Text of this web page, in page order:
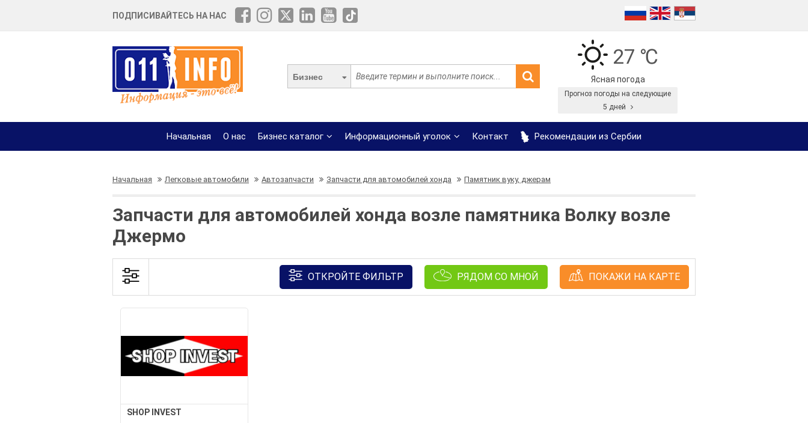
ПОДПИСИВАЙТЕСЬ НА НАС
Бизнес
27 ℃
Ясная погода
Прогноз погоды на следующие
5 дней
Начальная О нас Бизнес каталог Информационный уголок Контакт Рекомендации из Сербии
Начальная Легковые автомобили Автозапчасти Запчасти для автомобилей хонда Памятник вуку, джерам
Запчасти для автомобилей хонда возле памятника Волку возле
Джермо
ОТКРОЙТЕ ФИЛЬТР РЯДОМ СО МНОЙ ПОКАЖИ НА КАРТЕ
SHOP INVEST